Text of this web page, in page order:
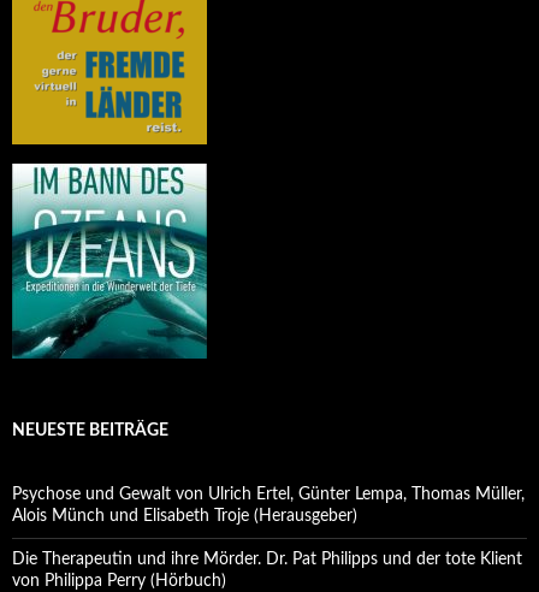
NEUESTE BEITRÄGE
Psychose und Gewalt von Ulrich Ertel, Günter Lempa, Thomas Müller,
Alois Münch und Elisabeth Troje (Herausgeber)
Die Therapeutin und ihre Mörder. Dr. Pat Philipps und der tote Klient
von Philippa Perry (Hörbuch)